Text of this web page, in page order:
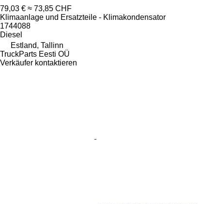
79,03 € ≈ 73,85 CHF
Klimaanlage und Ersatzteile - Klimakondensator
1744088
Diesel
Estland, Tallinn
TruckParts Eesti OÜ
Verkäufer kontaktieren